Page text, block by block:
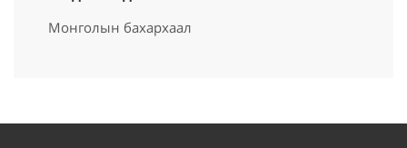
Монголын бахархаал